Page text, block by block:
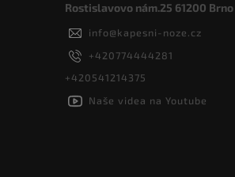
Rostislavovo nám.25 61200 Brno
info@kapesni-noze.cz
+420774444281
+420541214375
Naše videa na Youtube